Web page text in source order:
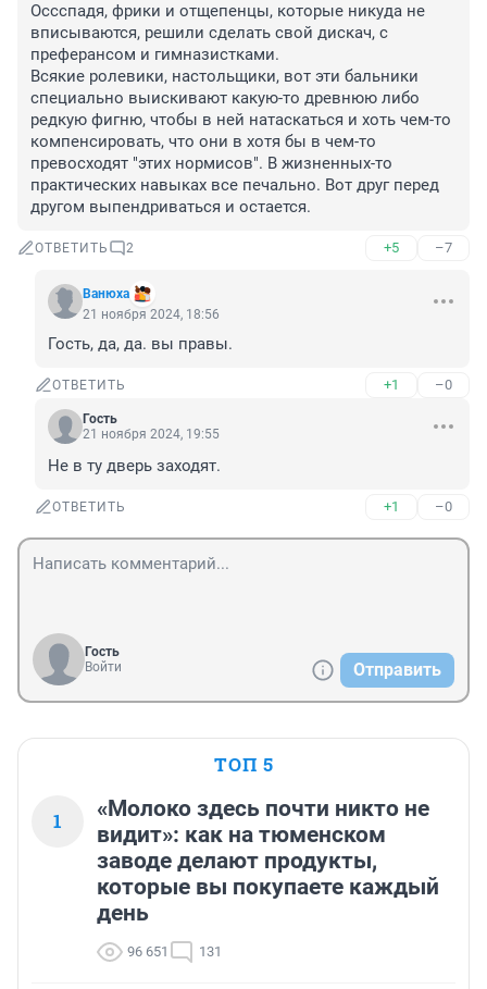
Оссспадя, фрики и отщепенцы, которые никуда не
вписываются, решили сделать свой дискач, с
преферансом и гимназистками.
Всякие ролевики, настольщики, вот эти бальники
специально выискивают какую-то древнюю либо
редкую фигню, чтобы в ней натаскаться и хоть чем-то
компенсировать, что они в хотя бы в чем-то
превосходят "этих нормисов". В жизненных-то
практических навыках все печально. Вот друг перед
другом выпендриваться и остается.
ОТВЕТИТЬ 2 +5 –7
Вaнюхa
21 ноября 2024, 18:56
Гость, да, да. вы правы.
ОТВЕТИТЬ +1 –0
Гость
21 ноября 2024, 19:55
Не в ту дверь заходят.
ОТВЕТИТЬ +1 –0
Гость
Войти
Отправить
ТОП 5
1
«Молоко здесь почти никто не
видит»: как на тюменском
заводе делают продукты,
которые вы покупаете каждый
день
96 651 131